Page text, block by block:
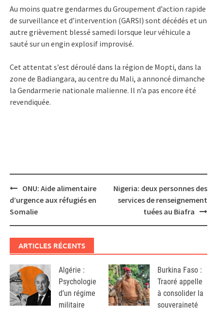
Au moins quatre gendarmes du Groupement d’action rapide
de surveillance et d’intervention (GARSI) sont décédés et un
autre grièvement blessé samedi lorsque leur véhicule a
sauté sur un engin explosif improvisé.
Cet attentat s’est déroulé dans la région de Mopti, dans la
zone de Badiangara, au centre du Mali, a annoncé dimanche
la Gendarmerie nationale malienne. Il n’a pas encore été
revendiquée.
Post
navigation
ONU: Aide alimentaire
d’urgence aux réfugiés en
Somalie
Nigeria: deux personnes des
services de renseignement
tuées au Biafra
ARTICLES RÉCENTS
Algérie :
Psychologie
d’un régime
militaire
Burkina Faso :
Traoré appelle
à consolider la
souveraineté